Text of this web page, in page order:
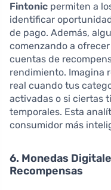
Fintonic permiten a
identificar
de pago. Además,
comenzando a
cuentas de
rendimiento. Imagina
real cuando tus
activadas o si ciertas
temporales. Esta
consumidor más
6. Monedas
Recompensas